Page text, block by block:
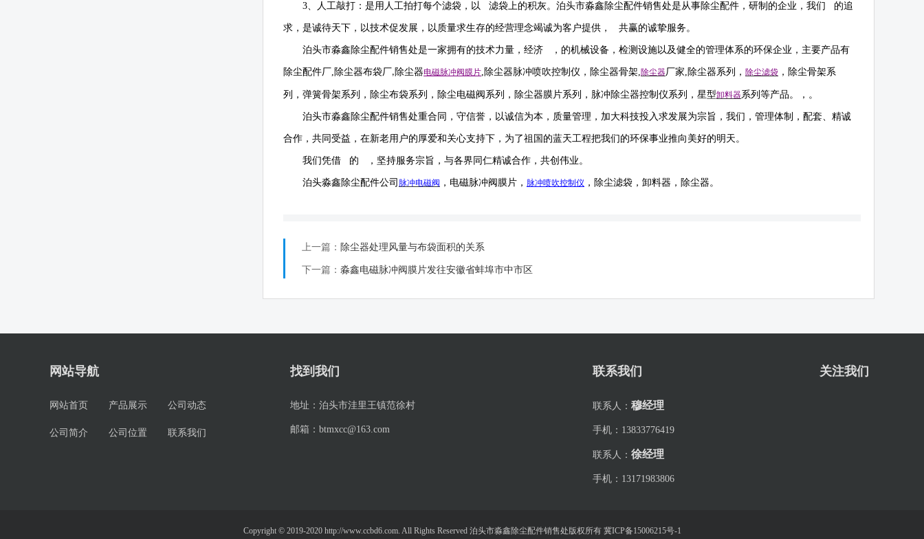
3、人工敲打：是用人工拍打每个滤袋，以 滤袋上的积灰。泊头市淼鑫除尘配件销售处是从事除尘配件，研制的企业，我们 的追
求，是诚待天下，以技术促发展，以质量求生存的经营理念竭诚为客户提供， 共赢的诚挚服务。
泊头市淼鑫除尘配件销售处是一家拥有的技术力量，经济 ，的机械设备，检测设施以及健全的管理体系的环保企业，主要产品有
除尘配件厂, 除尘器布袋厂, 除尘器电磁脉冲阀 膜片, 除尘器脉冲喷吹控制仪 ， 除尘器骨架,除尘器厂家, 除尘器系列， 除尘滤袋 ，除尘骨架系
列，弹簧骨架系列，除尘布袋系列，除尘电磁阀系列，除尘器膜片系列，脉冲除尘器控制仪系列，星型卸料器系列等产品。，。
泊头市淼鑫除尘配件销售处重合同，守信誉，以诚信为本，质量管理，加大科技投入求发展为宗旨，我们，管理体制，配套、精诚
合作，共同受益，在新老用户的厚爱和关心支持下，为了祖国的蓝天工程把我们的环保事业推向美好的明天。
我们凭借 的 ，坚持服务宗旨，与各界同仁精诚合作，共创伟业。
泊头淼鑫除尘配件公司 脉冲电磁阀 ，电磁脉冲阀膜片， 脉冲喷吹控制仪 ，除尘滤袋，卸料器，除尘器。
上一篇： 除尘器处理风量与布袋面积的关系
下一篇： 淼鑫电磁脉冲阀膜片发往安徽省蚌埠市中市区
网站导航
网站首页 产品展示 公司动态
公司简介 公司位置 联系我们
找到我们
地址： 泊头市洼里王镇范徐村
邮箱： btmxcc@163.com
联系我们
联系人： 穆经理
手机： 13833776419
联系人： 徐经理
手机： 13171983806
关注我们
Copyright © 2019-2020 http://www.ccbd6.com. All Rights Reserved 泊头市淼鑫除尘配件销售处版权所有 冀ICP备15006215号-1